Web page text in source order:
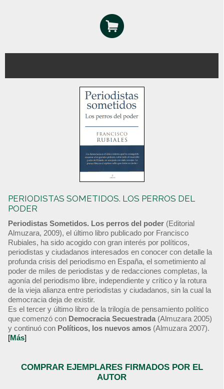
PERIODISTAS SOMETIDOS. LOS PERROS DEL
PODER
Periodistas Sometidos. Los perros del poder (Editorial
Almuzara, 2009), el último libro publicado por Francisco
Rubiales, ha sido acogido con gran interés por políticos,
periodistas y ciudadanos interesados en conocer con detalle la
profunda crisis del periodismo en España, el sometimiento al
poder de miles de periodistas y de redacciones completas, la
agonía del periodismo libre, independiente y crítico y la rotura
de la vieja alianza entre periodistas y ciudadanos, sin la cual la
democracia deja de existir.
Es el tercer y último libro de la trilogía de pensamiento político
que comenzó con Democracia Secuestrada (Almuzara 2005)
y continuó con Políticos, los nuevos amos (Almuzara 2007).
[Más]
COMPRAR EJEMPLARES FIRMADOS POR EL
AUTOR